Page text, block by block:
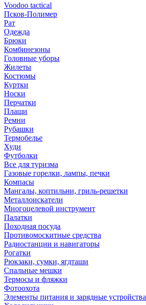
Voodoo tactical
Псков-Полимер
Рат
Одежда
Брюки
Комбинезоны
Головные уборы
Жилеты
Костюмы
Куртки
Носки
Перчатки
Плащи
Ремни
Рубашки
Термобелье
Худи
Футболки
Все для туризма
Газовые горелки, лампы, печки
Компасы
Мангалы, коптильни, гриль-решетки
Металлоискатели
Многоцелевой инструмент
Палатки
Походная посуда
Противомоскитные средства
Радиостанции и навигаторы
Рогатки
Рюкзаки, сумки, ягдташи
Спальные мешки
Термосы и фляжки
Фотоохота
Элементы питания и зарядные устройства